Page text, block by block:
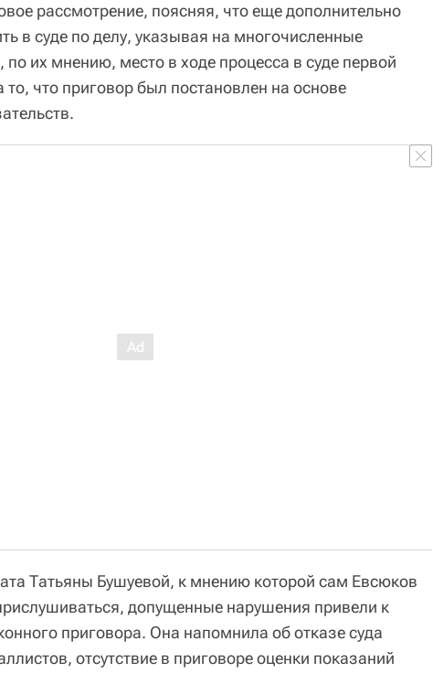
рассмотрение, поясняя, что еще дополнительно
в суде по делу, указывая на многочисленные
их мнению, место в ходе процесса в суде первой
то, что приговор был постановлен на основе
Татьяны Бушуевой, к мнению которой сам Евсюков
допущенные нарушения привели к
приговора. Она напомнила об отказе суда
отсутствие в приговоре оценки показаний